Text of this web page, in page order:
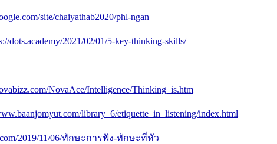
site/chaiyathab2020/phl-ngan
dots.academy/2021/02/01/5-key-thinking-skills/
NovaAce/Intelligence/Thinking_is.htm
library_6/etiquette_in_listening/index.html
2019/11/06/ทักษะการฟัง-ทักษะที่หัว